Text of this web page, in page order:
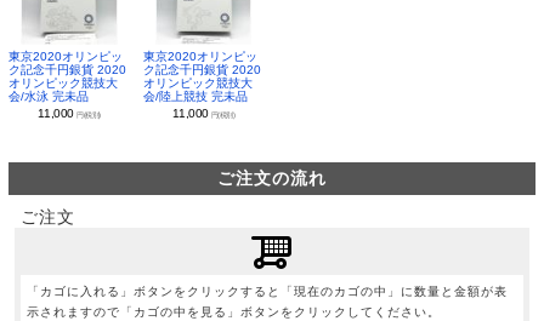
東京2020オリンピッ
ク記念千円銀貨 2020
オリンピック競技大
会/水泳 完未品
11,000円(税別)
東京2020オリンピッ
ク記念千円銀貨 2020
オリンピック競技大
会/陸上競技 完未品
11,000 円(税別)
ご注文の流れ
ご注文
「カゴに入れる」ボタンをクリックすると「現在のカゴの中」に数量と金額が表
示されますので「カゴの中を見る」ボタンをクリックしてください。